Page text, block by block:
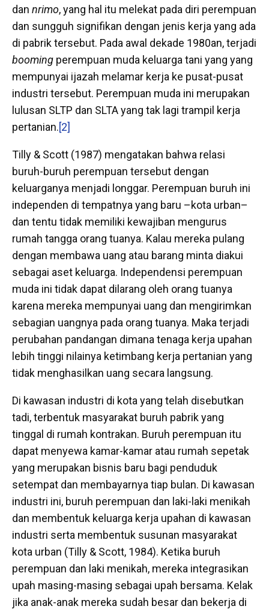
dan nrimo, yang hal itu melekat pada diri perempuan
dan sungguh signifikan dengan jenis kerja yang ada
di pabrik tersebut. Pada awal dekade 1980an, terjadi
booming perempuan muda keluarga tani yang yang
mempunyai ijazah melamar kerja ke pusat-pusat
industri tersebut. Perempuan muda ini merupakan
lulusan SLTP dan SLTA yang tak lagi trampil kerja
pertanian.[2]
Tilly & Scott (1987) mengatakan bahwa relasi
buruh-buruh perempuan tersebut dengan
keluarganya menjadi longgar. Perempuan buruh ini
independen di tempatnya yang baru –kota urban–
dan tentu tidak memiliki kewajiban mengurus
rumah tangga orang tuanya. Kalau mereka pulang
dengan membawa uang atau barang minta diakui
sebagai aset keluarga. Independensi perempuan
muda ini tidak dapat dilarang oleh orang tuanya
karena mereka mempunyai uang dan mengirimkan
sebagian uangnya pada orang tuanya. Maka terjadi
perubahan pandangan dimana tenaga kerja upahan
lebih tinggi nilainya ketimbang kerja pertanian yang
tidak menghasilkan uang secara langsung.
Di kawasan industri di kota yang telah disebutkan
tadi, terbentuk masyarakat buruh pabrik yang
tinggal di rumah kontrakan. Buruh perempuan itu
dapat menyewa kamar-kamar atau rumah sepetak
yang merupakan bisnis baru bagi penduduk
setempat dan membayarnya tiap bulan. Di kawasan
industri ini, buruh perempuan dan laki-laki menikah
dan membentuk keluarga kerja upahan di kawasan
industri serta membentuk susunan masyarakat
kota urban (Tilly & Scott, 1984). Ketika buruh
perempuan dan laki menikah, mereka integrasikan
upah masing-masing sebagai upah bersama. Kelak
jika anak-anak mereka sudah besar dan bekerja di